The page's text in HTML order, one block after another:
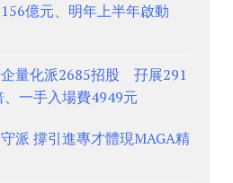
億元、明年上半年啟動
企量化派2685招股 孖展291
一手入場費4949元
派 撐引進專才體現MAGA精